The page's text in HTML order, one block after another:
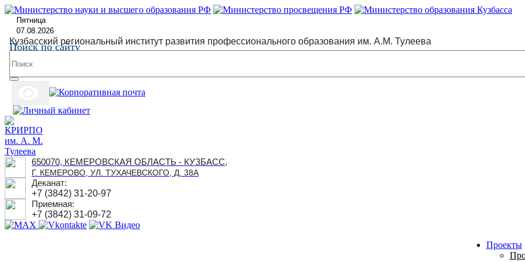
Пятница
07.08.2026
Кузбасский региональный институт развития профессионального образования им. А.М. Тулеева
Поиск по сайту
650070, КЕМЕРОВСКАЯ ОБЛАСТЬ - КУЗБАСС,
Г. КЕМЕРОВО, УЛ. ТУХАЧЕВСКОГО, Д. 38А
Деканат:
+7 (3842) 31-20-97
Приемная:
+7 (3842) 31-09-72
Проекты